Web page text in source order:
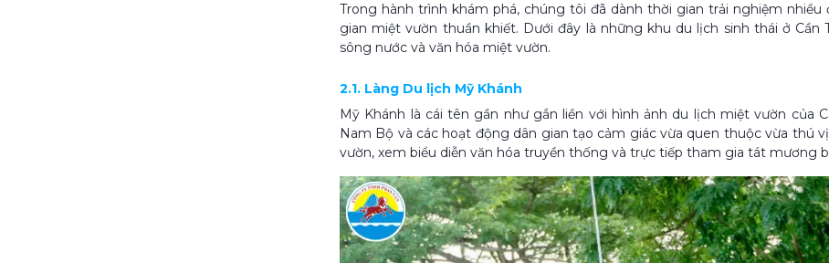
Trong hành trình khám phá, chúng tôi đã dành thời gian trải nghiệm
gian miệt vườn thuần khiết. Dưới đây là những khu du lịch sinh thái ở Cần
sông nước và văn hóa miệt vườn.
2.1. Làng Du lịch Mỹ Khánh
Mỹ Khánh là cái tên gần như gắn liền với hình ảnh du lịch miệt vườn của
Nam Bộ và các hoạt động dân gian tạo cảm giác vừa quen thuộc vừa thú
vườn, xem biểu diễn văn hóa truyền thống và trực tiếp tham gia tát mương